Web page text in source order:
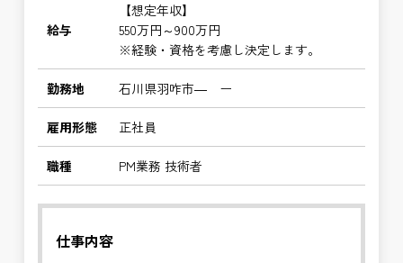
給与
【想定年収】
550万円～900万円
※経験・資格を考慮し決定します。
勤務地 石川県羽咋市― ー
雇用形態 正社員
職種 PM業務 技術者
仕事内容